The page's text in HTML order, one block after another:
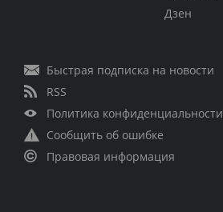
Дзен
Быстрая подписка на новости
RSS
Политика конфиденциальности
Сообщить об ошибке
Правовая информация